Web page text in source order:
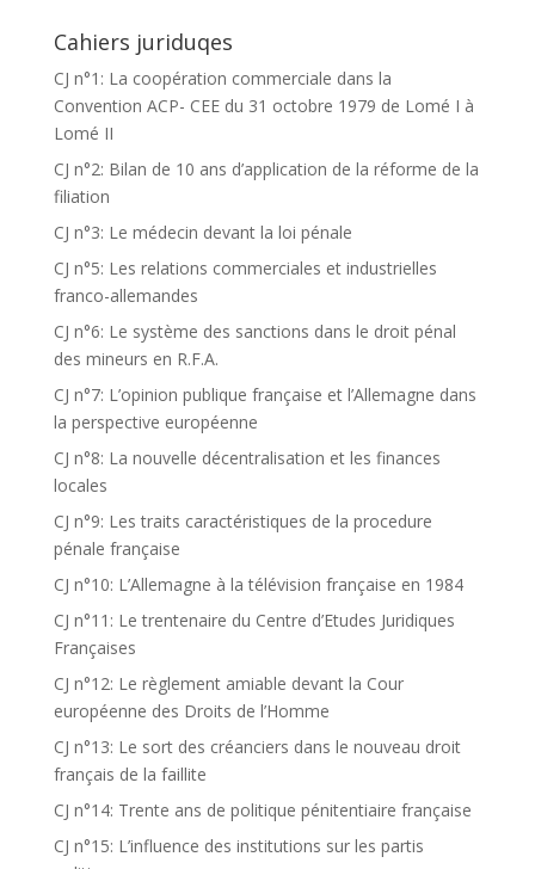
Cahiers juriduqes
CJ n°1: La coopération commerciale dans la
Convention ACP- CEE du 31 octobre 1979 de Lomé I à
Lomé II
CJ n°2: Bilan de 10 ans d’application de la réforme de la
filiation
CJ n°3: Le médecin devant la loi pénale
CJ n°5: Les relations commerciales et industrielles
franco-allemandes
CJ n°6: Le système des sanctions dans le droit pénal
des mineurs en R.F.A.
CJ n°7: L’opinion publique française et l’Allemagne dans
la perspective européenne
CJ n°8: La nouvelle décentralisation et les finances
locales
CJ n°9: Les traits caractéristiques de la procedure
pénale française
CJ n°10: L’Allemagne à la télévision française en 1984
CJ n°11: Le trentenaire du Centre d’Etudes Juridiques
Françaises
CJ n°12: Le règlement amiable devant la Cour
européenne des Droits de l’Homme
CJ n°13: Le sort des créanciers dans le nouveau droit
français de la faillite
CJ n°14: Trente ans de politique pénitentiaire française
CJ n°15: L’influence des institutions sur les partis